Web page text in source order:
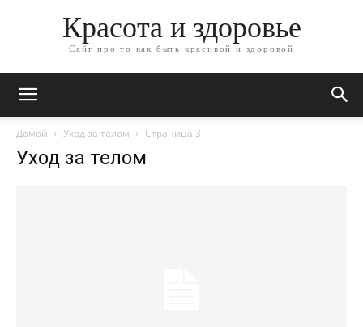
Красота и здоровье
Сайт про то как быть красивой и здоровой
Домой Уход за телом Страница 3
Уход за телом